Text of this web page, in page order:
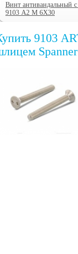
Винт антивандальный
9103 А2 M 6X30
9103
Spanner